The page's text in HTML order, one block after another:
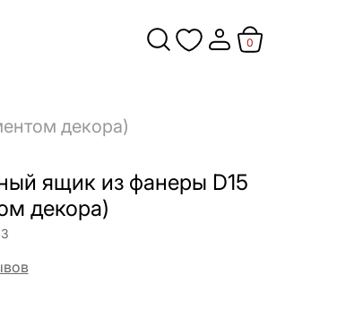
0
декора)
ящик из фанеры D15
декора)